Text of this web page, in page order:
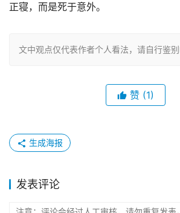
正寝，而是死于意外。
文中观点仅代表作者个人看法，请自行鉴别
赞 (1)
生成海报
发表评论